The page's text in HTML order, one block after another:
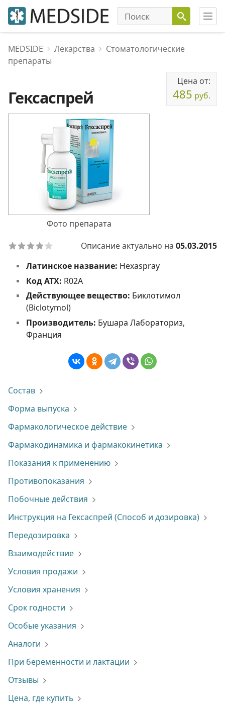
MEDSIDE Лекарства
Стоматологические
препараты
Гексаспрей
Цена от:
485 руб.
Фото препарата
Описание актуально на 05.03.2015
Латинское название: Hexaspray
Код АТХ: R02A
Действующее вещество: Биклотимол
(Biclotymol)
Производитель: Бушара Лабораториз,
Франция
Состав
Форма выпуска
Фармакологическое действие
Фармакодинамика и фармакокинетика
Показания к применению
Противопоказания
Побочные действия
Инструкция на Гексаспрей (Способ и дозировка)
Передозировка
Взаимодействие
Условия продажи
Условия хранения
Срок годности
Особые указания
Аналоги
При беременности и лактации
Отзывы
Цена, где купить